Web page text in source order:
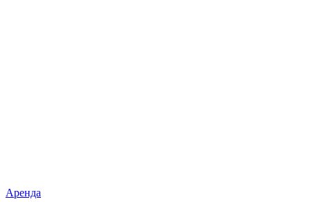
Аренда